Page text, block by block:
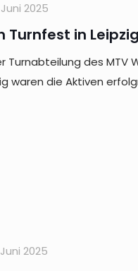
2025
Turnfest in Leipzig
des MTV
waren die Aktiven
2025